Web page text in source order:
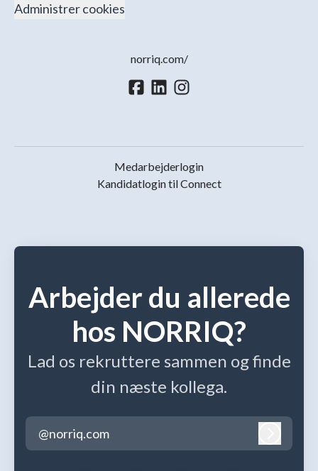
Administrer cookies
norriq.com/
Medarbejderlogin
Kandidatlogin til Connect
Arbejder du allerede
hos NORRIQ?
Lad os rekruttere sammen og finde
din næste kollega.
@norriq.com